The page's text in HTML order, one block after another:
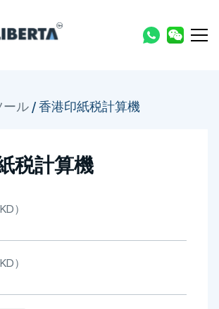
ール /香港印紙税計算機
税計算機
）
）